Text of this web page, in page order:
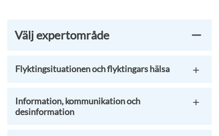
Välj expertområde
Flyktingsituationen och flyktingars hälsa
Information, kommunikation och
desinformation